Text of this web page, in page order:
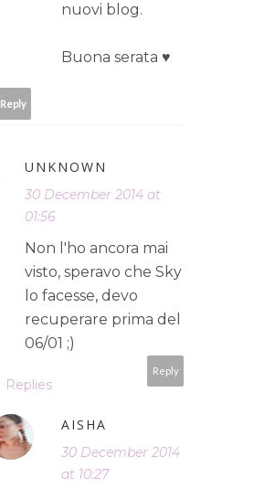
nuovi blog.
Buona serata ♥
Reply
UNKNOWN
30 December 2014 at
01:56
Non l'ho ancora mai
visto, speravo che Sky
lo facesse, devo
recuperare prima del
06/01 ;)
Reply
Replies
AISHA
30 December 2014
at 10:27